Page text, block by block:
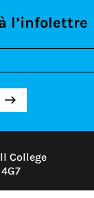
l’infolettre
College